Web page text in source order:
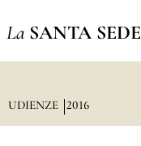
La SANTA SEDE
UDIENZE 2016